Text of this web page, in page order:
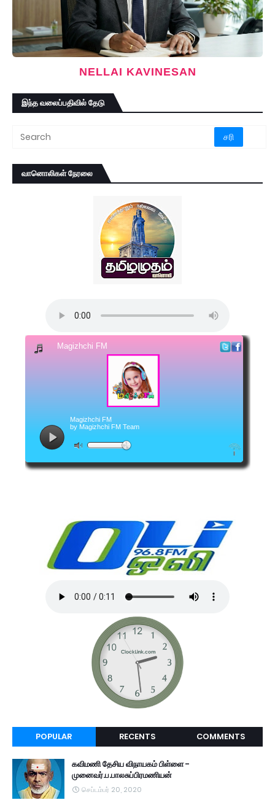
NELLAI KAVINESAN
இந்த வலைப்பதிவில் தேடு
வானொலிகள் நேரலை
POPULAR RECENTS COMMENTS
கவிமணி தேசிய விநாயகம் பிள்ளை -
முனைவர்.ப.பாலசுப்பிரமணியன்
செப்டம்பர் 20, 2020